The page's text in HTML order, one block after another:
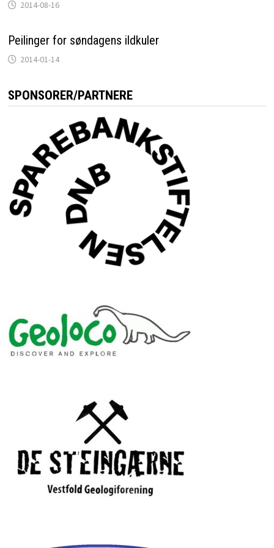
2014-08-16
Peilinger for søndagens ildkuler
2014-01-14
SPONSORER/PARTNERE